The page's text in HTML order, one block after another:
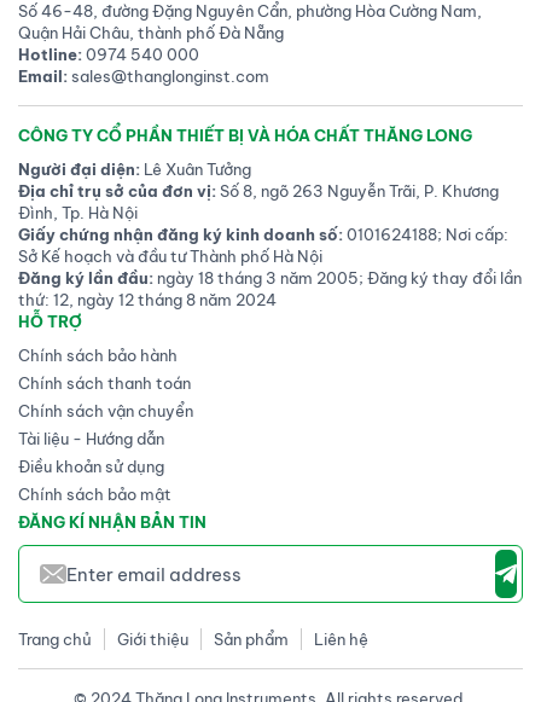
Số 46-48, đường Đặng Nguyên Cẩn, phường Hòa Cường Nam,
Quận Hải Châu, thành phố Đà Nẵng
Hotline:0974 540 000
Email:sales@thanglonginst.com
CÔNG TY CỔ PHẦN THIẾT BỊ VÀ HÓA CHẤT THĂNG LONG
Người đại diện: Lê Xuân Tưởng
Địa chỉ trụ sở của đơn vị:Số 8, ngõ 263 Nguyễn Trãi, P. Khương
Đình, Tp. Hà Nội
Giấy chứng nhận đăng ký kinh doanh số:0101624188; Nơi cấp:
Sở Kế hoạch và đầu tư Thành phố Hà Nội
Đăng ký lần đầu: ngày 18 tháng 3 năm 2005; Đăng ký thay đổi lần
thứ: 12, ngày 12 tháng 8 năm 2024
HỖ TRỢ
Chính sách bảo hành
Chính sách thanh toán
Chính sách vận chuyển
Tài liệu - Hướng dẫn
Điều khoản sử dụng
Chính sách bảo mật
ĐĂNG KÍ NHẬN BẢN TIN
Trang chủ Giới thiệu Sản phẩm Liên hệ